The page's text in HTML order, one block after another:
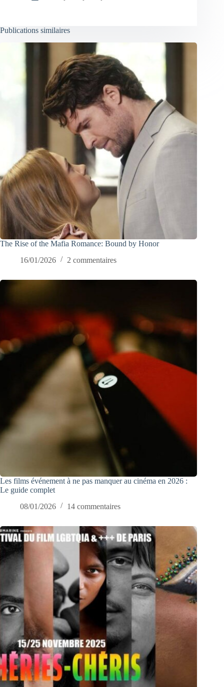
Publications similaires
The Rise of the Mafia Romance: Bound by Honor
16/01/2026
2 commentaires
Les films événement à ne pas manquer au cinéma en 2026 :
Le guide complet
08/01/2026
14 commentaires